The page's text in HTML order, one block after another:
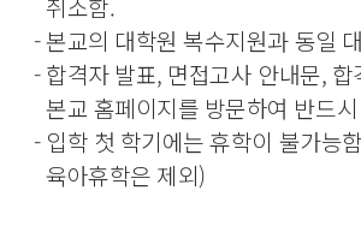
취소함.
- 본교의 대학원 복수지원과 동일
- 합격자 발표, 면접고사 안내문,
본교 홈페이지를 방문하여 반드
- 입학 첫 학기에는 휴학이 불가능
육아휴학은 제외)